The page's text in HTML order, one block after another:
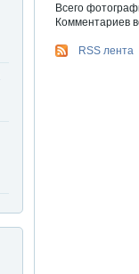
Всего
Комментариев
RSS лента